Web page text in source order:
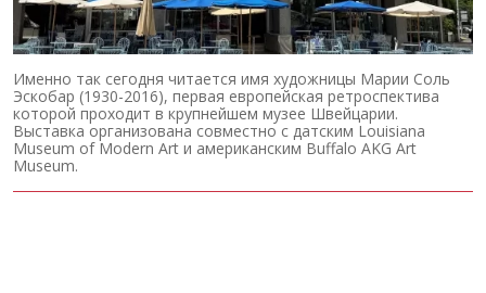
Именно так сегодня читается имя художницы Марии Соль
Эскобар (1930-2016), первая европейская ретроспектива
которой проходит в крупнейшем музее Швейцарии.
Выставка организована совместно с датским Louisiana
Museum of Modern Art и американским Buffalo AKG Art
Museum.